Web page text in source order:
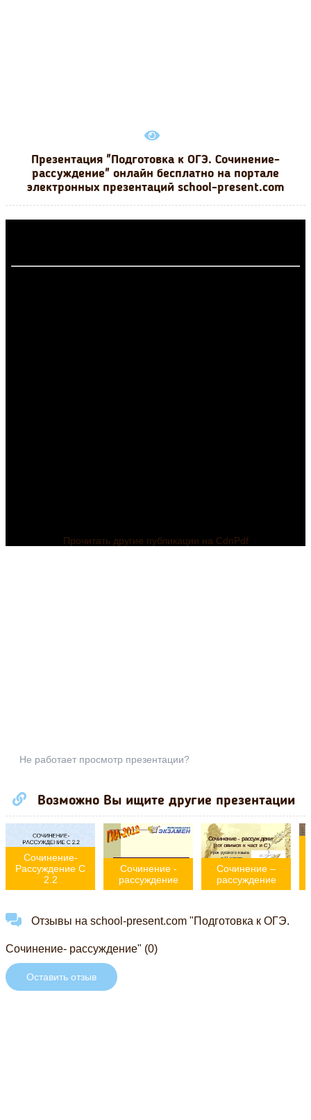
Презентация "Подготовка к ОГЭ. Сочинение-
рассуждение" онлайн бесплатно на портале
электронных презентаций school-present.com
Прочитать другие публикации на CdnPdf
Не работает просмотр презентации?
Возможно Вы ищите другие презентации
Сочинение-
Рассуждение С
2.2
Сочинение -
рассуждение
Сочинение –
рассуждение
Отзывы на school-present.com "Подготовка к ОГЭ.
Сочинение- рассуждение" (0)
Оставить отзыв